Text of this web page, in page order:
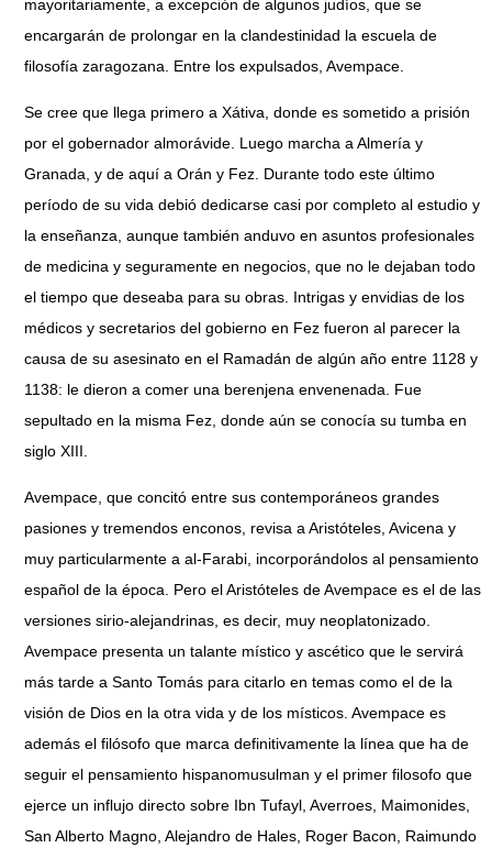
mayoritariamente, a excepción de algunos judíos, que se
encargarán de prolongar en la clandestinidad la escuela de
filosofía zaragozana. Entre los expulsados, Avempace.
Se cree que llega primero a Xátiva, donde es sometido a prisión
por el gobernador almorávide. Luego marcha a Almería y
Granada, y de aquí a Orán y Fez. Durante todo este último
período de su vida debió dedicarse casi por completo al estudio y
la enseñanza, aunque también anduvo en asuntos profesionales
de medicina y seguramente en negocios, que no le dejaban todo
el tiempo que deseaba para su obras. Intrigas y envidias de los
médicos y secretarios del gobierno en Fez fueron al parecer la
causa de su asesinato en el Ramadán de algún año entre 1128 y
1138: le dieron a comer una berenjena envenenada. Fue
sepultado en la misma Fez, donde aún se conocía su tumba en
siglo XIII.
Avempace, que concitó entre sus contemporáneos grandes
pasiones y tremendos enconos, revisa a Aristóteles, Avicena y
muy particularmente a al-Farabi, incorporándolos al pensamiento
español de la época. Pero el Aristóteles de Avempace es el de las
versiones sirio-alejandrinas, es decir, muy neoplatonizado.
Avempace presenta un talante místico y ascético que le servirá
más tarde a Santo Tomás para citarlo en temas como el de la
visión de Dios en la otra vida y de los místicos. Avempace es
además el filósofo que marca definitivamente la línea que ha de
seguir el pensamiento hispanomusulman y el primer filosofo que
ejerce un influjo directo sobre Ibn Tufayl, Averroes, Maimonides,
San Alberto Magno, Alejandro de Hales, Roger Bacon, Raimundo